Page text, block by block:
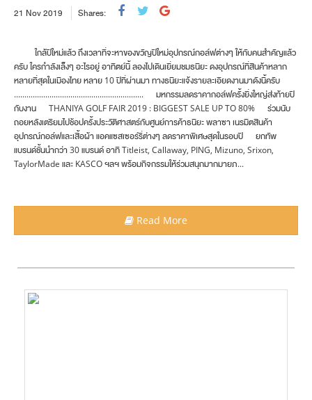
21 Nov2019 Shares:
ใกล้ปีใหม่แล้ว ถึงเวลาที่จะหาของขวัญปีใหม่อุปกรณ์กอล์ฟต่างๆ ให้กับคนสำคัญแล้ว
ครับ ใครกำลังเล็งๆ อะไรอยู่ อาทิตย์นี้ ลองไปเดินเยี่ยมชมธนิยะ ดงอุปกรณ์ที่สินค้าหลาก
หลายที่สุดในเมืองไทย หลาย 10 ปีที่ผ่านมา ทางธนิยะแจ้งรายละเอียดงานมาดังนี้ครับ
.............................................................. มหกรรมลดราคากอล์ฟครั้งยิ่งใหญ่ส่งท้ายปี
กับงาน THANIYA GOLF FAIR 2019 : BIGGEST SALE UP TO 80% ร่วมนับ
ถอยหลังเตรียมไปช้อปครั้งประวัติศาสตร์กับศูนย์การค้าธนิยะ พลาซา เนรมิตสินค้า
อุปกรณ์กอล์ฟและเสื้อผ้า แอคแซสเซอร์รี่ต่างๆ ลดราคาพิเศษสุดในรอบปี ยกทัพ
แบรนด์ชั้นนำกว่า 30 แบรนด์ อาทิ Titleist, Callaway, PING, Mizuno, Srixon,
TaylorMade และ KASCO ฯลฯ พร้อมกิจกรรมให้ร่วมสนุกมากมายภ...
Read More